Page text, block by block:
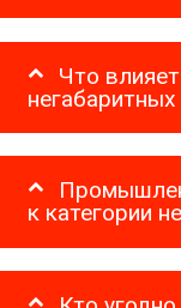
Что
негабаритных
к категории